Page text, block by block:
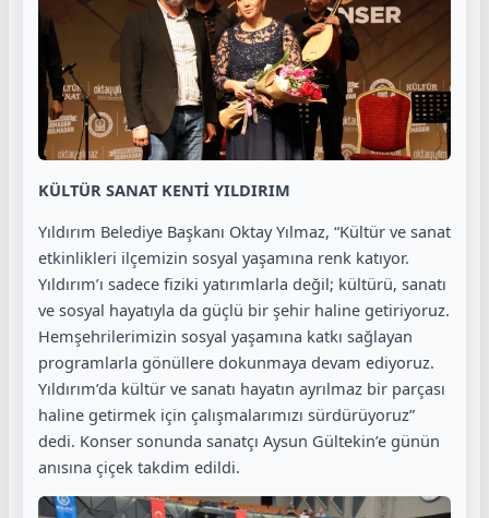
KÜLTÜR SANAT KENTİ YILDIRIM
Yıldırım Belediye Başkanı Oktay Yılmaz, “Kültür ve sanat
etkinlikleri ilçemizin sosyal yaşamına renk katıyor.
Yıldırım’ı sadece fiziki yatırımlarla değil; kültürü, sanatı
ve sosyal hayatıyla da güçlü bir şehir haline getiriyoruz.
Hemşehrilerimizin sosyal yaşamına katkı sağlayan
programlarla gönüllere dokunmaya devam ediyoruz.
Yıldırım’da kültür ve sanatı hayatın ayrılmaz bir parçası
haline getirmek için çalışmalarımızı sürdürüyoruz”
dedi. Konser sonunda sanatçı Aysun Gültekin’e günün
anısına çiçek takdim edildi.